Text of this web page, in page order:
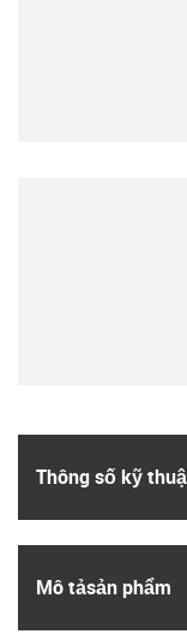
Thông số kỹ
Mô tả­sản phẩm